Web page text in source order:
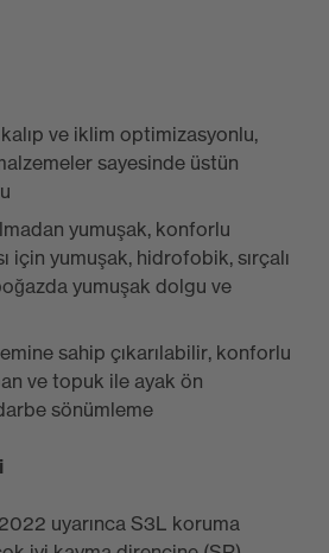
ve iklim optimizasyonlu,
sayesinde üstün
yumuşak, konforlu
için yumuşak, hidrofobik, sırçalı
yumuşak dolgu ve
sahip çıkarılabilir, konforlu
ve topuk ile ayak ön
sönümleme
uyarınca S3L koruma